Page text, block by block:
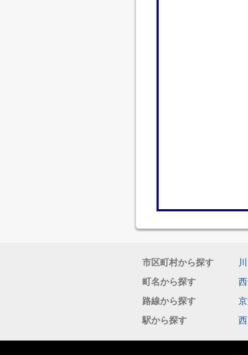
市区町村から探す
町名から探す
路線から探す
駅から探す